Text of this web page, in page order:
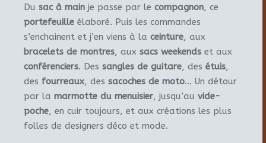
Du sac à main je passe par le compagnon, ce
portefeuille élaboré. Puis les commandes
s’enchainent et j’en viens à la ceinture, aux
bracelets de montres, aux sacs weekends et aux
conférenciers. Des sangles de guitare, des étuis,
des fourreaux, des sacoches de moto… Un détour
par la marmotte du menuisier, jusqu’au vide-
poche, en cuir toujours, et aux créations les plus
folles de designers déco et mode.